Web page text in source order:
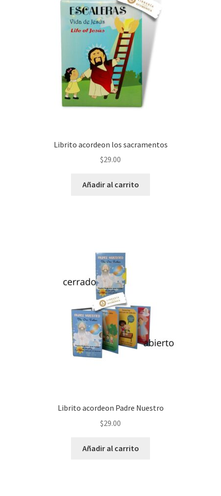
Librito acordeon los sacramentos
$29.00
Añadir al carrito
Librito acordeon Padre Nuestro
$29.00
Añadir al carrito